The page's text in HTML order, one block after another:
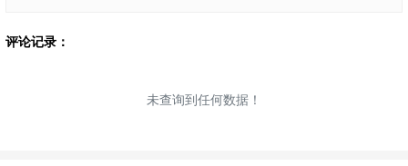
评论记录：
未查询到任何数据！